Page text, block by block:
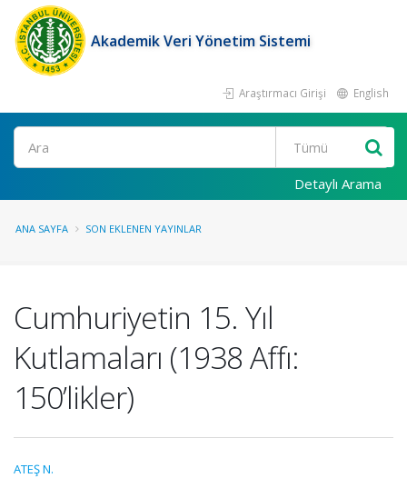
Akademik Veri Yönetim Sistemi
Araştırmacı Girişi English
Ara
Detaylı Arama
ANA SAYFA SON EKLENEN YAYINLAR
Cumhuriyetin 15. Yıl
Kutlamaları (1938 Affı:
150’likler)
ATEŞ N.